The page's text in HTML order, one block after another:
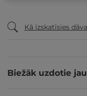
Kā izskatīsies
Biežāk uzdotie